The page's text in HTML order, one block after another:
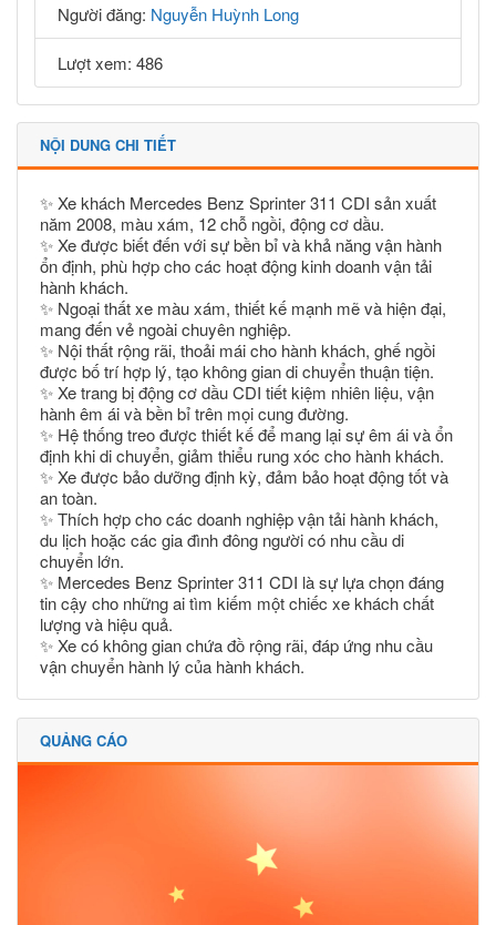
Người đăng: Nguyễn Huỳnh Long
Lượt xem: 486
NỘI DUNG CHI TIẾT
✨ Xe khách Mercedes Benz Sprinter 311 CDI sản xuất
năm 2008, màu xám, 12 chỗ ngồi, động cơ dầu.
✨ Xe được biết đến với sự bền bỉ và khả năng vận hành
ổn định, phù hợp cho các hoạt động kinh doanh vận tải
hành khách.
✨ Ngoại thất xe màu xám, thiết kế mạnh mẽ và hiện đại,
mang đến vẻ ngoài chuyên nghiệp.
✨ Nội thất rộng rãi, thoải mái cho hành khách, ghế ngồi
được bố trí hợp lý, tạo không gian di chuyển thuận tiện.
✨ Xe trang bị động cơ dầu CDI tiết kiệm nhiên liệu, vận
hành êm ái và bền bỉ trên mọi cung đường.
✨ Hệ thống treo được thiết kế để mang lại sự êm ái và ổn
định khi di chuyển, giảm thiểu rung xóc cho hành khách.
✨ Xe được bảo dưỡng định kỳ, đảm bảo hoạt động tốt và
an toàn.
✨ Thích hợp cho các doanh nghiệp vận tải hành khách,
du lịch hoặc các gia đình đông người có nhu cầu di
chuyển lớn.
✨ Mercedes Benz Sprinter 311 CDI là sự lựa chọn đáng
tin cậy cho những ai tìm kiếm một chiếc xe khách chất
lượng và hiệu quả.
✨ Xe có không gian chứa đồ rộng rãi, đáp ứng nhu cầu
vận chuyển hành lý của hành khách.
QUẢNG CÁO